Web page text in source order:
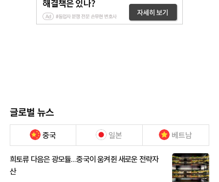
글로벌 뉴스
중국 일본 베트남
희토류 다음은 광모듈…중국이 움켜쥔 새로운 전략자
산